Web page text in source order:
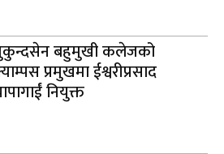
बहुमुखी कलेजको
प्रमुखमा ईश्वरीप्रसाद
नियुक्त